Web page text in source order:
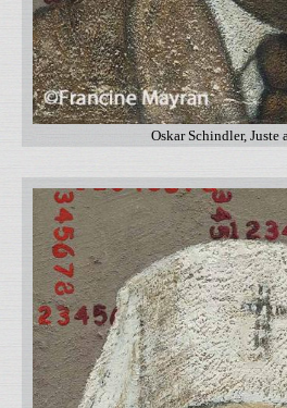
Oskar Schindler, Juste